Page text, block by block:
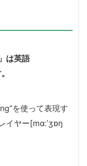
は英語
を使って表現す
イヤー[mɑːˈʒɒŋ